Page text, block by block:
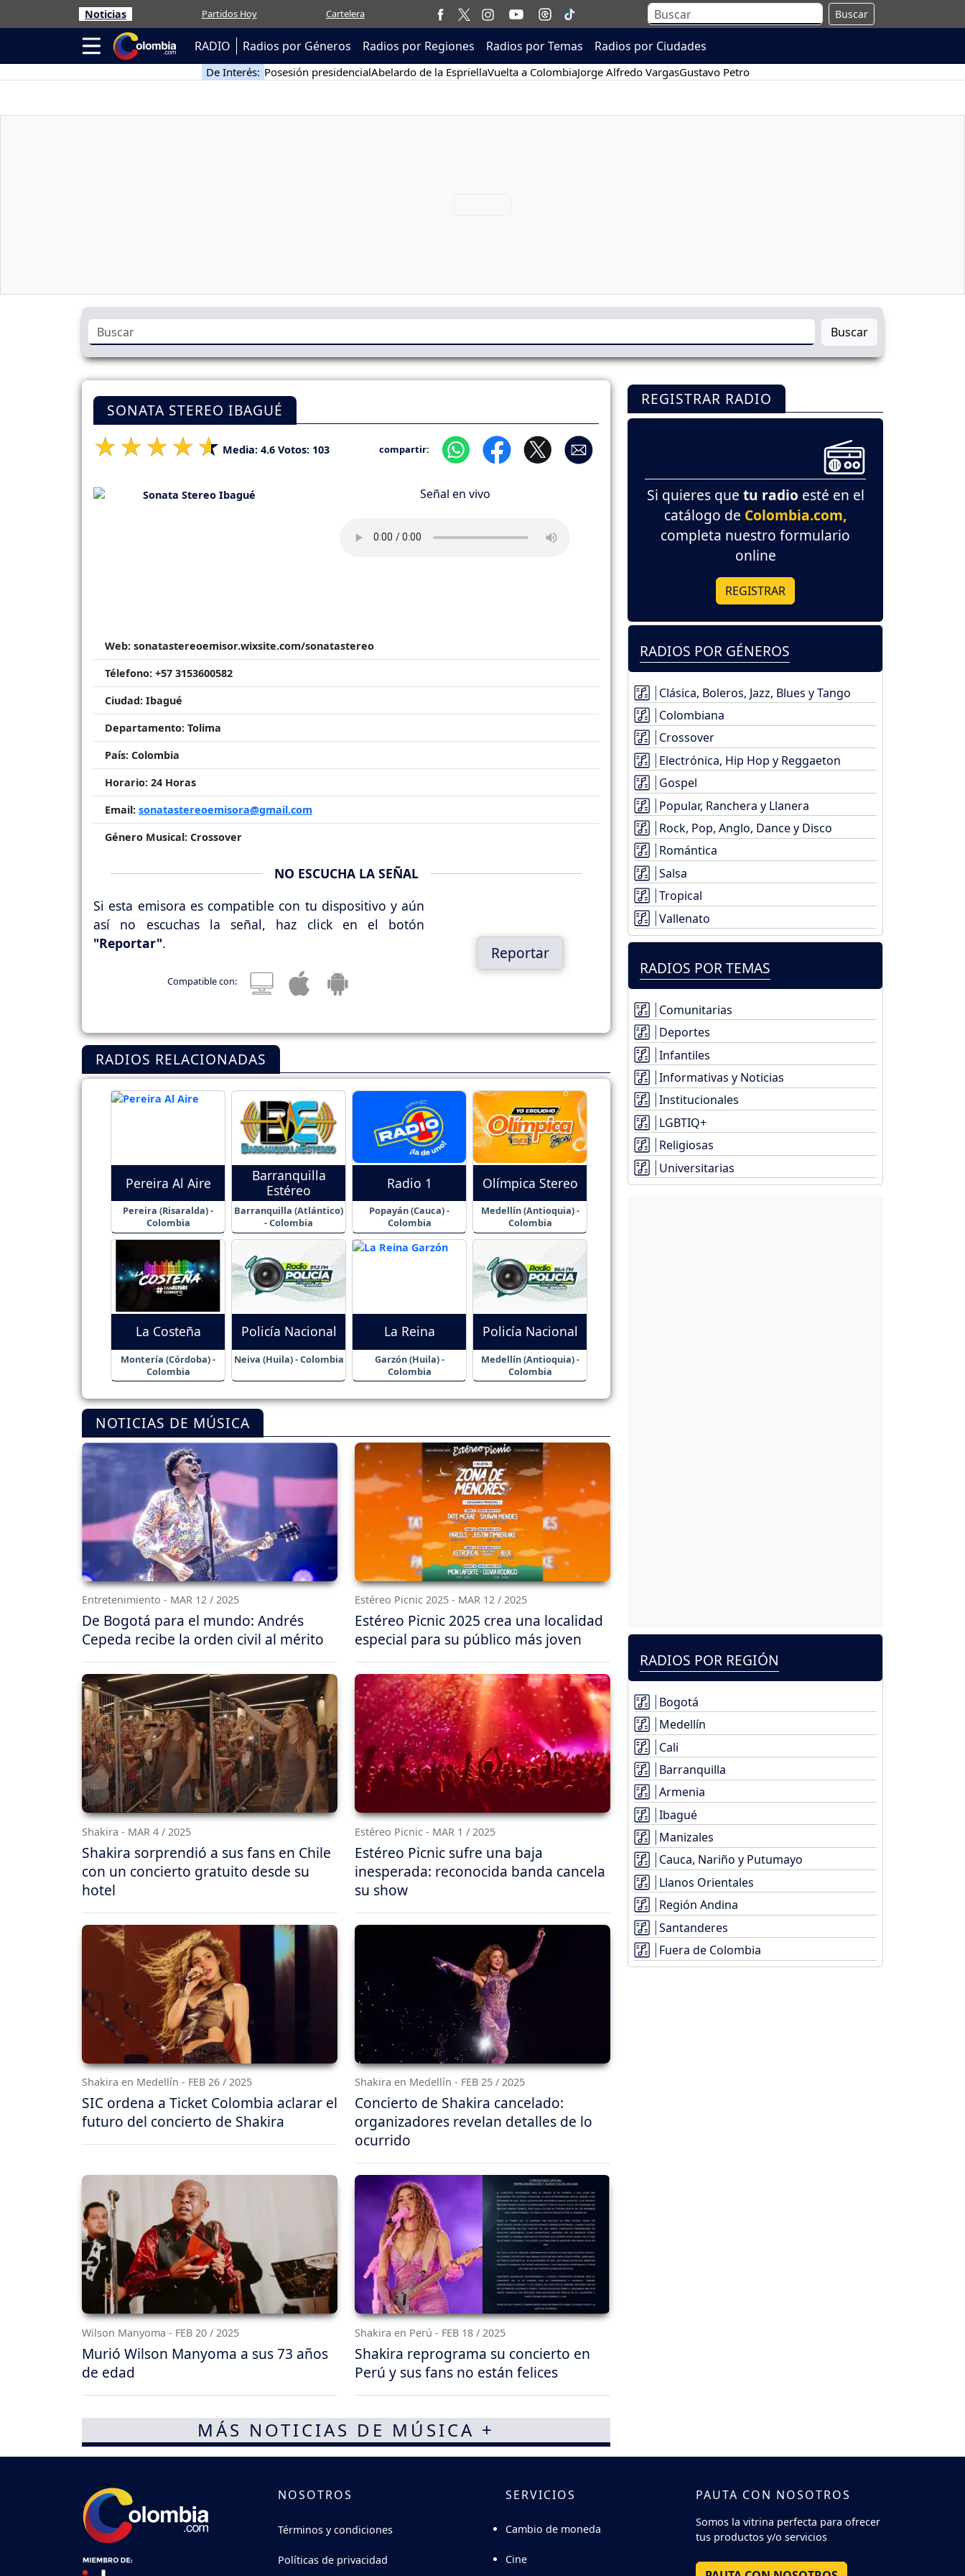
Noticias Partidos Hoy Cartelera Buscar
RADIO Radios por Géneros Radios por Regiones Radios por Temas Radios por Ciudades
De Interés: Posesión presidencialAbelardo de la EspriellaVuelta a ColombiaJorge Alfredo VargasGustavo Petro
Buscar
SONATA STEREO IBAGUÉ
Media: 4.6 Votos: 103 compartir:
Señal en vivo
Web: sonatastereoemisor.wixsite.com/sonatastereo
Télefono: +57 3153600582
Ciudad: Ibagué
Departamento: Tolima
País: Colombia
Horario: 24 Horas
Email: sonatastereoemisora@gmail.com
Género Musical: Crossover
NO ESCUCHA LA SEÑAL
Si esta emisora es compatible con tu dispositivo y aún
así no escuchas la señal, haz click en el botón
"Reportar".
Compatible con:
Reportar
RADIOS RELACIONADAS
Pereira Al Aire
Pereira (Risaralda) -
Colombia
Barranquilla
Estéreo
Barranquilla (Atlántico)
- Colombia
Radio 1
Popayán (Cauca) -
Colombia
Olímpica Stereo
Medellín (Antioquia) -
Colombia
La Costeña
Montería (Córdoba) -
Colombia
Policía Nacional
Neiva (Huila) - Colombia
La Reina
Garzón (Huila) -
Colombia
Policía Nacional
Medellín (Antioquia) -
Colombia
NOTICIAS DE MÚSICA
Entretenimiento - MAR 12 / 2025
De Bogotá para el mundo: Andrés
Cepeda recibe la orden civil al mérito
Estéreo Picnic 2025 - MAR 12 / 2025
Estéreo Picnic 2025 crea una localidad
especial para su público más joven
Shakira - MAR 4 / 2025
Shakira sorprendió a sus fans en Chile
con un concierto gratuito desde su
hotel
Estéreo Picnic - MAR 1 / 2025
Estéreo Picnic sufre una baja
inesperada: reconocida banda cancela
su show
Shakira en Medellín - FEB 26 / 2025
SIC ordena a Ticket Colombia aclarar el
futuro del concierto de Shakira
Shakira en Medellín - FEB 25 / 2025
Concierto de Shakira cancelado:
organizadores revelan detalles de lo
ocurrido
Wilson Manyoma - FEB 20 / 2025
Murió Wilson Manyoma a sus 73 años
de edad
Shakira en Perú - FEB 18 / 2025
Shakira reprograma su concierto en
Perú y sus fans no están felices
MÁS NOTICIAS DE MÚSICA +
REGISTRAR RADIO
Si quieres que tu radio esté en el
catálogo de Colombia.com,
completa nuestro formulario
online
REGISTRAR
RADIOS POR GÉNEROS
Clásica, Boleros, Jazz, Blues y Tango
Colombiana
Crossover
Electrónica, Hip Hop y Reggaeton
Gospel
Popular, Ranchera y Llanera
Rock, Pop, Anglo, Dance y Disco
Romántica
Salsa
Tropical
Vallenato
RADIOS POR TEMAS
Comunitarias
Deportes
Infantiles
Informativas y Noticias
Institucionales
LGBTIQ+
Religiosas
Universitarias
RADIOS POR REGIÓN
Bogotá
Medellín
Cali
Barranquilla
Armenia
Ibagué
Manizales
Cauca, Nariño y Putumayo
Llanos Orientales
Región Andina
Santanderes
Fuera de Colombia
NOSOTROS
Términos y condiciones
Políticas de privacidad
SERVICIOS
Cambio de moneda
Cine
PAUTA CON NOSOTROS
Somos la vitrina perfecta para ofrecer
tus productos y/o servicios